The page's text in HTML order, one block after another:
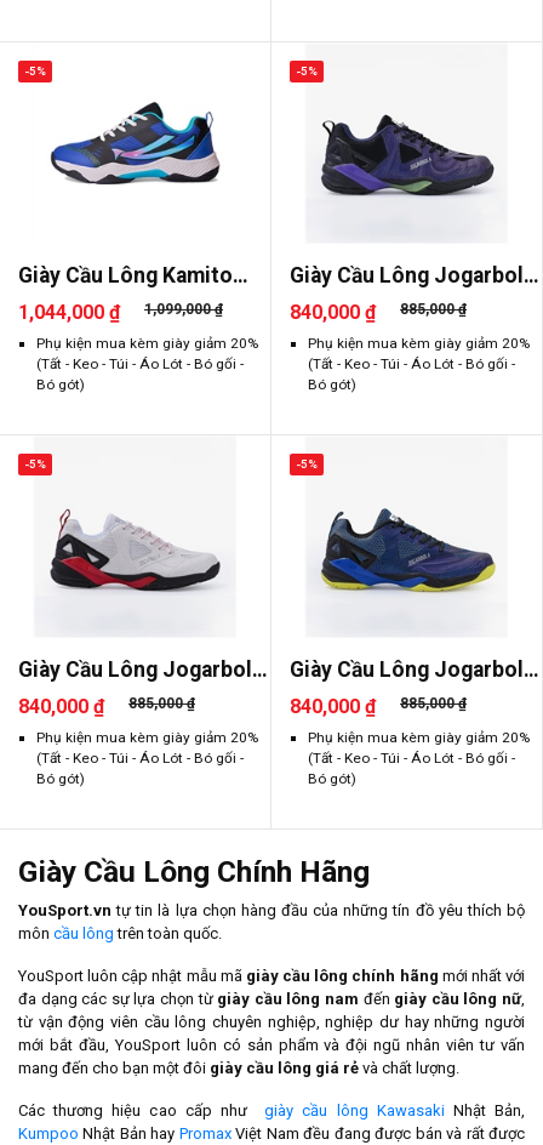
Giày Cầu Lông Kamito
Galaxy
1,044,000 ₫ 1,099,000 ₫
-5%
Phụ kiện mua kèm giày giảm 20%
(Tất - Keo - Túi - Áo Lót - Bó gối -
Bó gót)
Giày Cầu Lông Jogarbola
Paru
840,000 ₫ 885,000 ₫
-5%
Phụ kiện mua kèm giày giảm 20%
(Tất - Keo - Túi - Áo Lót - Bó gối -
Bó gót)
Giày Cầu Lông Jogarbola
Paru
840,000 ₫ 885,000 ₫
-5%
Phụ kiện mua kèm giày giảm 20%
(Tất - Keo - Túi - Áo Lót - Bó gối -
Bó gót)
Giày Cầu Lông Jogarbola
Paru
840,000 ₫ 885,000 ₫
-5%
Phụ kiện mua kèm giày giảm 20%
(Tất - Keo - Túi - Áo Lót - Bó gối -
Bó gót)
Giày Cầu Lông Chính Hãng
YouSport.vn tự tin là lựa chọn hàng đầu của những tín đồ yêu thích bộ
môn cầu lôngtrên toàn quốc.
YouSport luôn cập nhật mẫu mã giày cầu lông chính hãng mới nhất với
đa dạng các sự lựa chọn từ giày cầu lông nam đến giày cầu lông nữ,
từ vận động viên cầu lông chuyên nghiệp, nghiệp dư hay những người
mới bắt đầu, YouSport luôn có sản phẩm và đội ngũ nhân viên tư vấn
mang đến cho bạn một đôi giày cầu lông giá rẻ và chất lượng.
Các thương hiệu cao cấp như giày cầu lông KawasakiNhật Bản,
KumpooNhật Bản hay PromaxViệt Nam đều đang được bán và rất được